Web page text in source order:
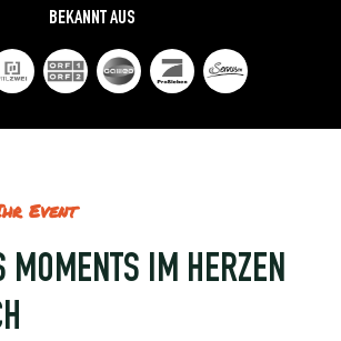
BEKANNT AUS
Event
MOMENTS IM HERZEN